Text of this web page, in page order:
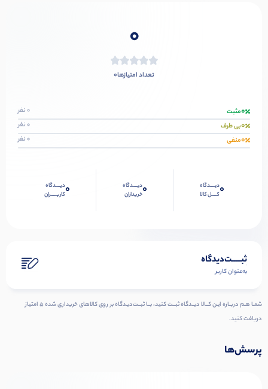
0
تعداد امتیازها0
0مثبت 0 نفر
0بی طرف 0 نفر
0منفی 0 نفر
0دیــــدگاه
کــــل کالا
0دیــــدگاه
خریداران
0دیــــدگاه
کاربـــــران
ثبـــــت‌دیدگاه
به‌عنوان کاربر
شمـا هـم دربـاره ایـن کــالا دیــدگاه ثبــت کنید، بــا ثبــت‌دیـدگاه بر روی کالاهای خریداری شده ۵ امتیاز
دریافت کنید.
پرسش‌ها